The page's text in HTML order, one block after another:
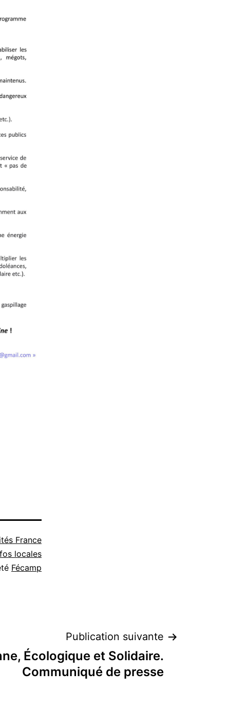
France
locales
Fécamp
Publication suivante
Écologique et Solidaire.
Communiqué de presse